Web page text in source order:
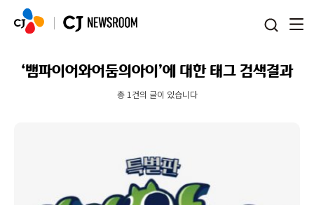
‘뱀파이어와어둠의아이’에 대한 태그 검색결과
총 1건의 글이 있습니다